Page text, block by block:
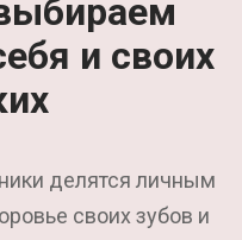
и своих
делятся личным
своих зубов и